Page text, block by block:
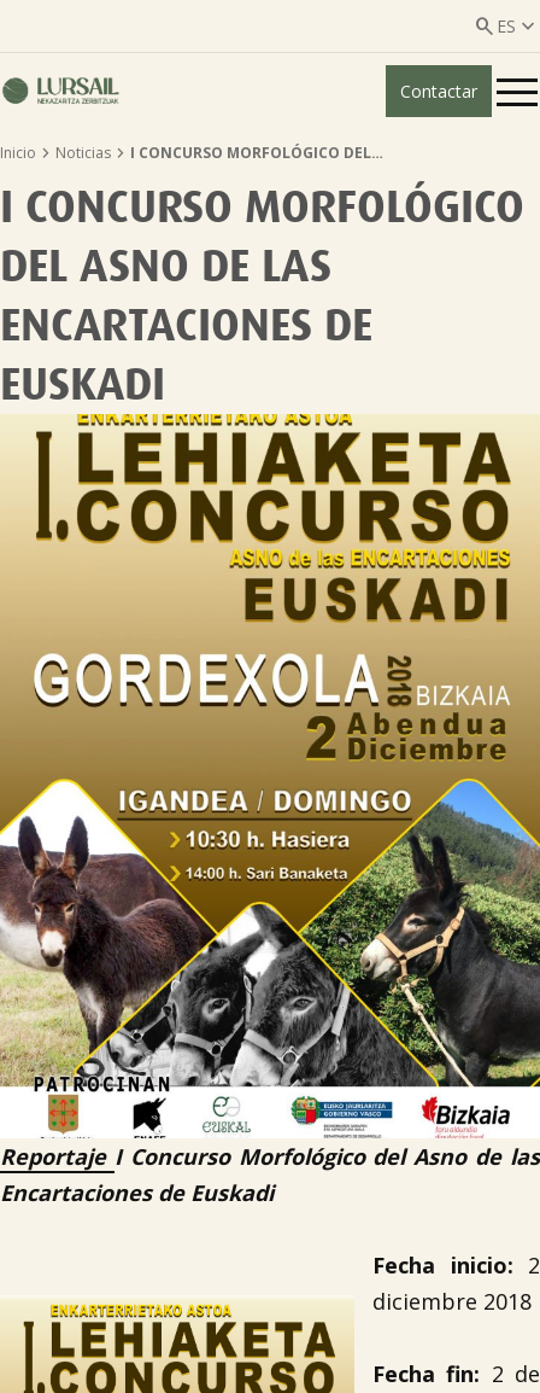
 ES 
ES
Quiénes somos
Servicios ganadería
Servicios agricultura
Entidades asociadas
Noticias
Lursail Market
Contactar
Inicio  Noticias  I CONCURSO MORFOLÓGICO DEL…
I CONCURSO MORFOLÓGICO
DEL ASNO DE LAS
ENCARTACIONES DE
EUSKADI
Reportaje I Concurso Morfológico del Asno de las
Encartaciones de Euskadi
Fecha inicio: 2
diciembre 2018
Fecha fin: 2 de